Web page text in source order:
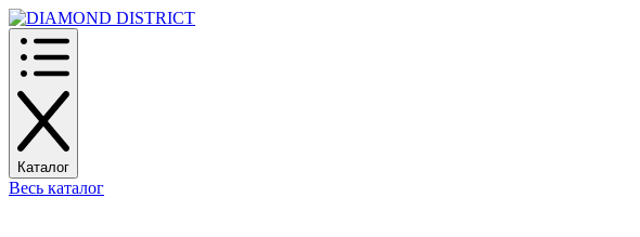
Каталог
Весь каталог